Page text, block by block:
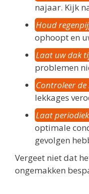
najaar. Kijk
Houd
ophoopt en
Laat uw dak
problemen
Controleer
lekkages
Laat
optimale
gevolgen
Vergeet niet dat
ongemakken